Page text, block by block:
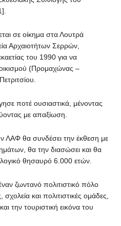
σε οίκημα στα Λουτρά
Αρχαιοτήτων Σερρών,
του 1990 για να
(Προμαχώνας –
ποτέ ουσιαστικά, μένοντας
με απαξίωση.
ΛΑΦ θα συνδέσει την έκθεση με
θα την διασώσει και θα
θησαυρό 6.000 ετών.
ζωντανό πολιτιστικό πόλο
και πολιτιστικές ομάδες,
την τουριστική εικόνα του